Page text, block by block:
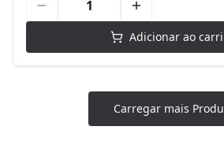
Adicionar ao
Carregar mais